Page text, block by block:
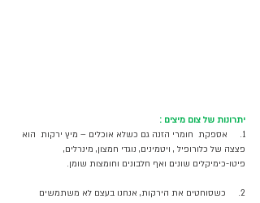
יתרונות של צום מיצים :
1.     אספקת  חומרי הזנה גם כשלא אוכלים – מיץ ירקות  הוא
פצצה של כלורופיל , ויטמינים, נוגדי חמצון, מינרלים,
פיטו-כימיקלים שונים ואף חלבונים וחומצות שומן.
2.     כשסוחטים את הירקות, אנחנו בעצם לא משתמשים